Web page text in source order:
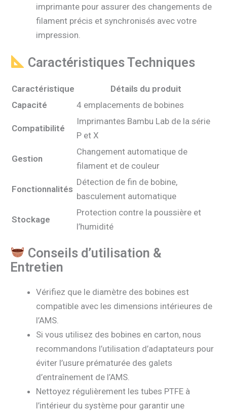
imprimante pour assurer des changements de
filament précis et synchronisés avec votre
impression.
Caractéristiques Techniques
Caractéristique
Détails du produit
Capacité
4 emplacements de bobines
Compatibilité
Imprimantes Bambu Lab de la série
P et X
Gestion
Changement automatique de
filament et de couleur
Fonctionnalités
Détection de fin de bobine,
basculement automatique
Stockage
Protection contre la poussière et
l’humidité
Conseils d’utilisation &
Entretien
Vérifiez que le diamètre des bobines est
compatible avec les dimensions intérieures de
l’AMS.
Si vous utilisez des bobines en carton, nous
recommandons l’utilisation d’adaptateurs pour
éviter l’usure prématurée des galets
d’entraînement de l’AMS.
Nettoyez régulièrement les tubes PTFE à
l’intérieur du système pour garantir une